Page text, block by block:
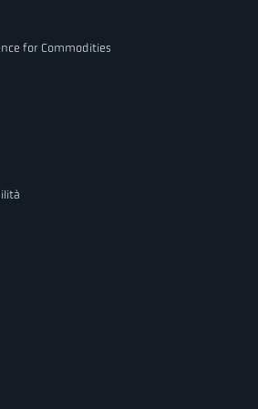
for Commodities